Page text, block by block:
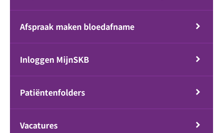
Afspraak maken bloedafname
Inloggen MijnSKB
Patiëntenfolders
Vacatures